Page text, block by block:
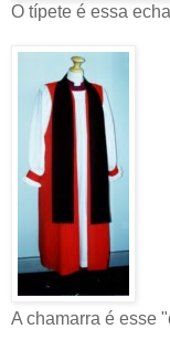
O típete é essa
A chamarra é esse